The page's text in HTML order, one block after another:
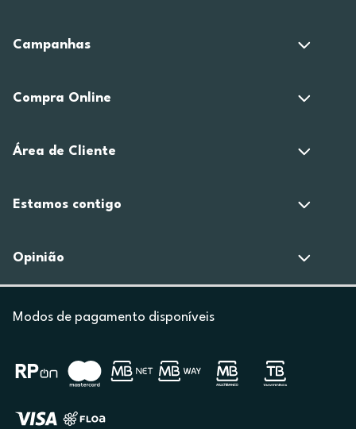
Campanhas
Compra Online
Área de Cliente
Estamos contigo
Opinião
Modos de pagamento disponíveis